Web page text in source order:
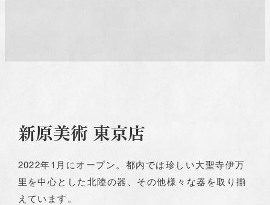
新原美術 東京店
2022年1月にオープン。都内では珍しい大聖寺伊万
里を中心とした北陸の器、その他様々な器を取り揃
えています。